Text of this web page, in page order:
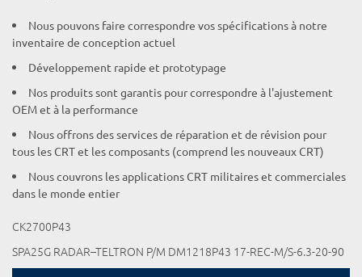
Nous pouvons faire correspondre vos spécifications à notre
inventaire de conception actuel
Développement rapide et prototypage
Nos produits sont garantis pour correspondre à l'ajustement
OEM et à la performance
Nous offrons des services de réparation et de révision pour
tous les CRT et les composants (comprend les nouveaux CRT)
Nous couvrons les applications CRT militaires et commerciales
dans le monde entier
CK2700P43
SPA25G RADAR–TELTRON P/M DM1218P43 17-REC-M/S-6.3-20-90